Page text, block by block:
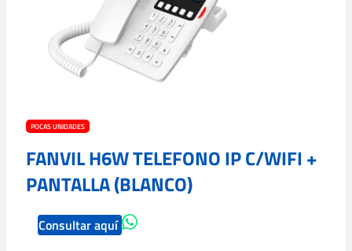
POCAS UNIDADES
FANVIL H6W TELEFONO IP C/WIFI +
PANTALLA (BLANCO)
Consultar aquí